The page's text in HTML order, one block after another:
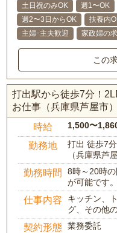
土日祝のみOK 週1〜OK
週2〜3日からOK
扶養内
主婦･主夫歓迎
家政婦の
この
打出駅から徒歩7分！
お仕事（兵庫県芦屋市）
時給 1,500〜
勤務地
打出 徒歩7分
（兵庫県芦
勤務時間
8時～20時
が可能です
仕事内容
キッチン、
グ、その他
契約形態 業務委託